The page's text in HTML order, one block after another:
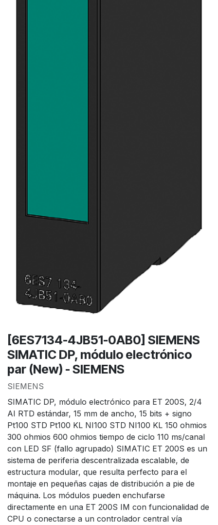
[6ES7134-4JB51-0AB0] SIEMENS
SIMATIC DP, módulo electrónico
par (New) - SIEMENS
SIEMENS
SIMATIC DP, módulo electrónico para ET 200S, 2/4
AI RTD estándar, 15 mm de ancho, 15 bits + signo
Pt100 STD Pt100 KL NI100 STD NI100 KL 150 ohmios
300 ohmios 600 ohmios tiempo de ciclo 110 ms/canal
con LED SF (fallo agrupado) SIMATIC ET 200S es un
sistema de periferia descentralizada escalable, de
estructura modular, que resulta perfecto para el
montaje en pequeñas cajas de distribución a pie de
máquina. Los módulos pueden enchufarse
directamente en una ET 200S IM con funcionalidad de
CPU o conectarse a un controlador central vía